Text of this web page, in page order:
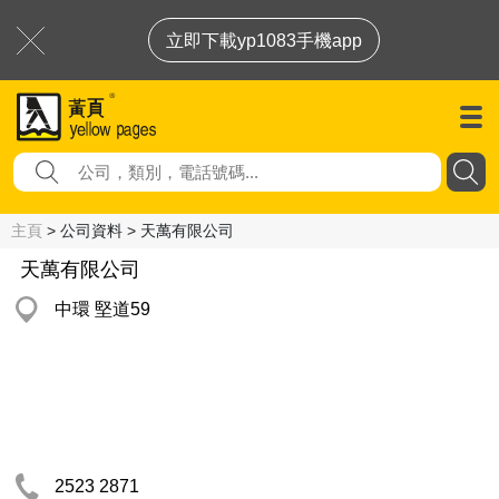
立即下載yp1083手機app
主頁 > 公司資料 > 天萬有限公司
天萬有限公司
中環 堅道59
2523 2871